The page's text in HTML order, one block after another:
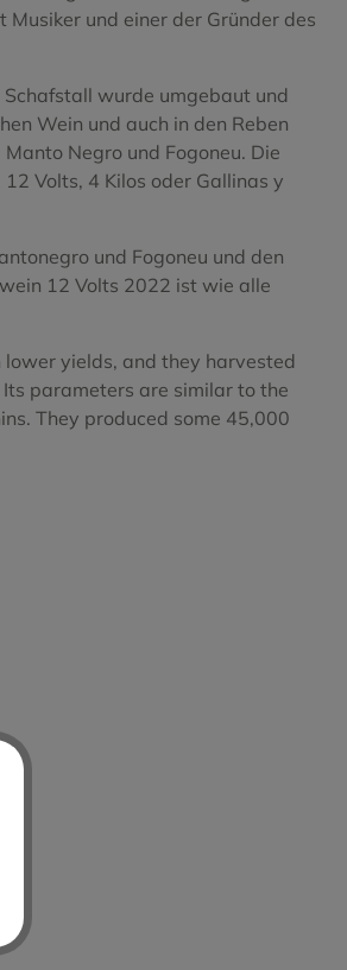
und einer der Gründer des
wurde umgebaut und
Wein und auch in den Reben
Negro und Fogoneu. Die
Volts, 4 Kilos oder Gallinas y
und Fogoneu und den
12 Volts 2022 ist wie alle
yields, and they harvested
parameters are similar to the
They produced some 45,000